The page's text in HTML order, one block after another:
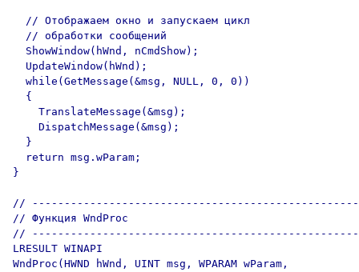
  // Отображаем окно и запускаем цикл
  // обработки сообщений
  ShowWindow(hWnd, nCmdShow);
  UpdateWindow(hWnd);
  while(GetMessage(&msg, NULL, 0, 0))
  {
    TranslateMessage(&msg);
    DispatchMessage(&msg);
  }
  return msg.wParam;
}
//
// Функция WndProc
//
LRESULT WINAPI
WndProc(HWND hWnd, UINT msg, WPARAM wParam,